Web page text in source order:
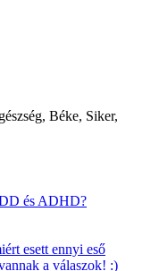
Béke, Siker,
és ADHD?
esett ennyi eső
a válaszok! :)